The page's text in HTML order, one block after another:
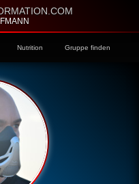
Nutrition Gruppe finden